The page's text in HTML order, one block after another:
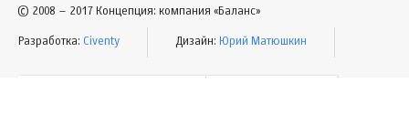
© 2008 – 2017 Концепция: компания «Баланс»
Разработка: Civenty Дизайн: Юрий Матюшкин